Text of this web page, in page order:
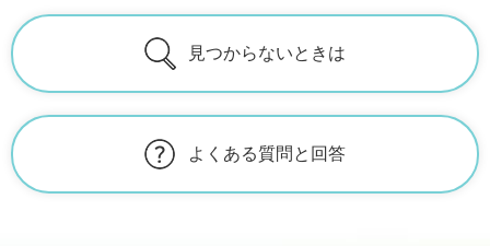
見つからないときは
よくある質問と回答